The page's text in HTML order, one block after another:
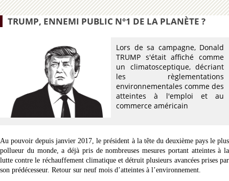
TRUMP, ENNEMI PUBLIC N°1 DE LA PLANÈTE ?
Lors de sa campagne, Donald
TRUMP s'était affiché comme
un climatosceptique, décriant
les règlementations
environnementales comme des
atteintes à l'emploi et au
commerce américain
Au pouvoir depuis janvier 2017, le président à la tête du deuxième pays le plus
pollueur du monde, a déjà pris de nombreuses mesures portant atteintes à la
lutte contre le réchauffement climatique et détruit plusieurs avancées prises par
son prédécesseur. Retour sur neuf mois d’atteintes à l’environnement.